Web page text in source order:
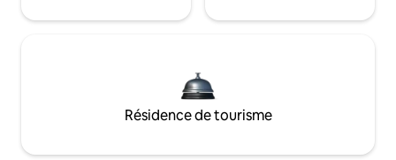
Résidence de tourisme